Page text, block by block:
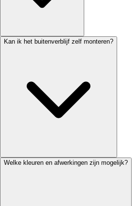
Kan ik het buitenverblijf zelf monteren?
Welke kleuren en afwerkingen zijn mogelijk?